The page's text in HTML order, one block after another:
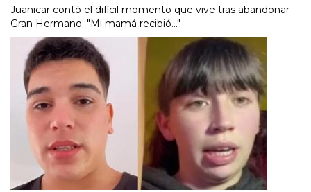
Juanicar contó el difícil momento que vive tras abandonar
Gran Hermano: "Mi mamá recibió..."